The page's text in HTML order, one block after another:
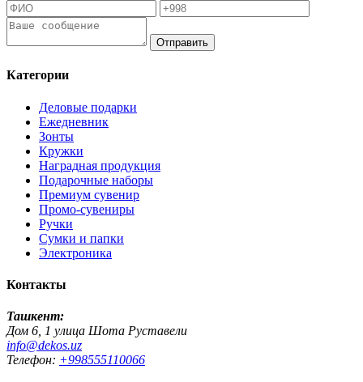
Отправить
Категории
Деловые подарки
Ежедневник
Зонты
Кружки
Наградная продукция
Подарочные наборы
Премиум сувенир
Промо-сувениры
Ручки
Сумки и папки
Электроника
Контакты
Ташкент:
Дом 6, 1 улица Шота Руставели
info@dekos.uz
Телефон: +998555110066